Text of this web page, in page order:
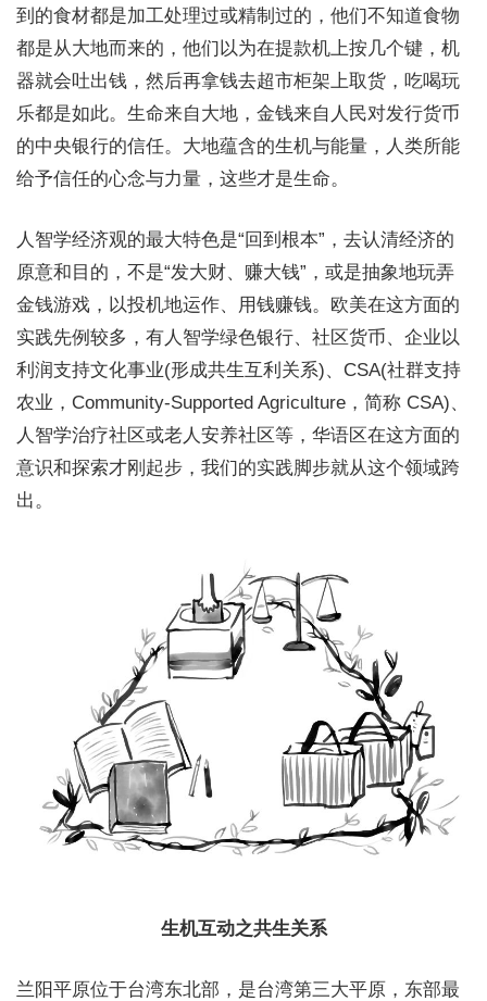
到的食材都是加工处理过或精制过的，他们不知道食物
都是从大地而来的，他们以为在提款机上按几个键，机
器就会吐出钱，然后再拿钱去超市柜架上取货，吃喝玩
乐都是如此。生命来自大地，金钱来自人民对发行货币
的中央银行的信任。大地蕴含的生机与能量，人类所能
给予信任的心念与力量，这些才是生命。
人智学经济观的最大特色是“回到根本”，去认清经济的
原意和目的，不是“发大财、赚大钱”，或是抽象地玩弄
金钱游戏，以投机地运作、用钱赚钱。欧美在这方面的
实践先例较多，有人智学绿色银行、社区货币、企业以
利润支持文化事业(形成共生互利关系)、CSA(社群支持
农业，Community-Supported Agriculture，简称 CSA)、
人智学治疗社区或老人安养社区等，华语区在这方面的
意识和探索才刚起步，我们的实践脚步就从这个领域跨
出。
生机互动之共生关系
兰阳平原位于台湾东北部，是台湾第三大平原，东部最